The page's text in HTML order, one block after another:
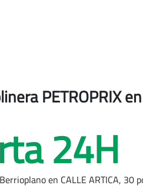
PETROPRIXen
24H
Berrioplanoen CALLE ARTICA, 30